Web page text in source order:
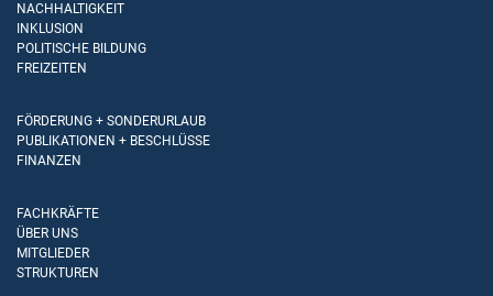
NACHHALTIGKEIT
INKLUSION
POLITISCHE BILDUNG
FREIZEITEN
FÖRDERUNG + SONDERURLAUB
PUBLIKATIONEN + BESCHLÜSSE
FINANZEN
FACHKRÄFTE
ÜBER UNS
MITGLIEDER
STRUKTUREN